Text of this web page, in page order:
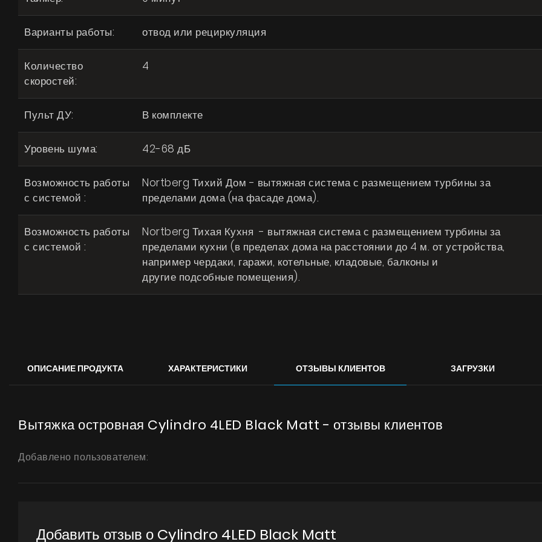
Варианты работы: отвод или рециркуляция
Количество
скоростей:
4
Пульт ДУ: В комплекте
Уровень шума: 42-68 дБ
Возможность работы
с системой :
Nortberg Тихий Дом - вытяжная система с размещением турбины за
пределами дома (на фасаде дома).
Возможность работы
с системой :
Nortberg Тихая Кухня - вытяжная система с размещением турбины за
пределами кухни (в пределах дома на расстоянии до 4 м. от устройства,
например чердаки, гаражи, котельные, кладовые, балконы и
другие подсобные помещения).
ОПИСАНИЕ ПРОДУКТА ХАРАКТЕРИСТИКИ ОТЗЫВЫ КЛИЕНТОВ ЗАГРУЗКИ
Вытяжка островная Cylindro 4LED Black Matt - отзывы клиентов
Добавлено пользователем:
Добавить отзыв о Cylindro 4LED Black Matt